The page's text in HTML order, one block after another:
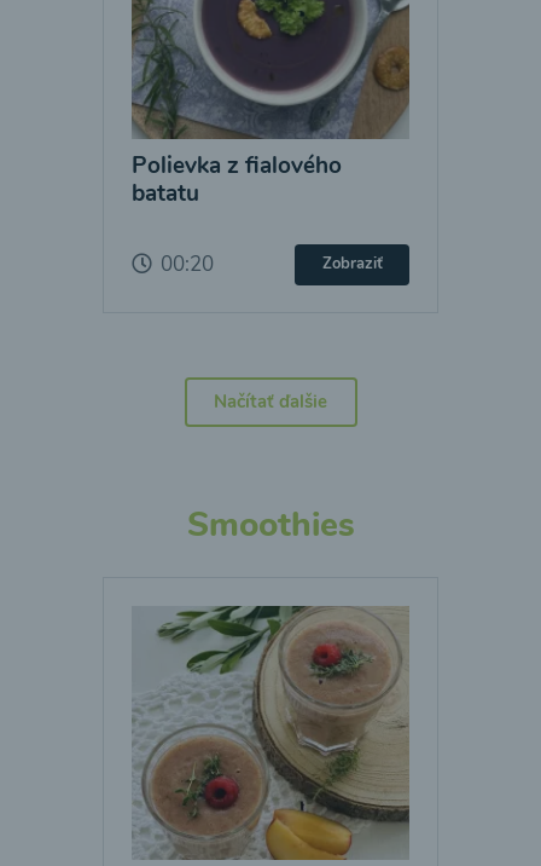
Polievka z fialového
batatu
00:20 Zobraziť
Načítať ďalšie
Smoothies